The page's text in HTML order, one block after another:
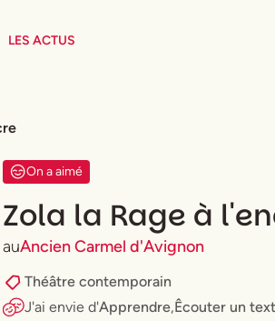
LES ACTUS
On a aimé
Zola la Rage à
auAncien Carmel d'Avignon
Théâtre contemporain
J'ai envie d'Apprendre,Êcouter un